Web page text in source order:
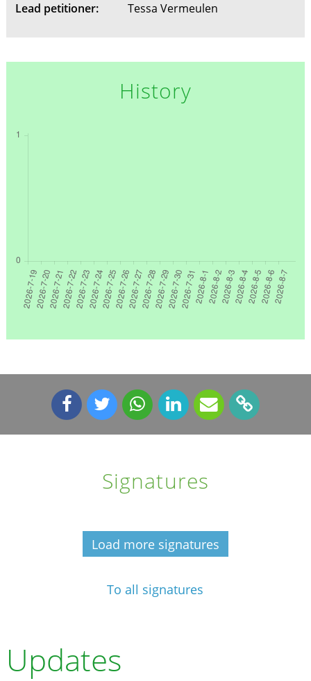
Lead petitioner:
Tessa Vermeulen
History
Signatures
Load more signatures
To all signatures
Updates